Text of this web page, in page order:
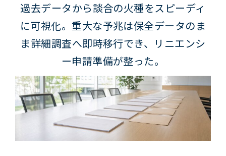
過去データから談合の火種をスピーディ
に可視化。重大な予兆は保全データのま
ま詳細調査へ即時移行でき、リニエンシ
ー申請準備が整った。